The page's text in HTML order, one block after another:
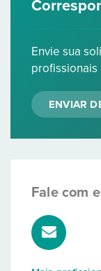
Envie sua
profissionais
ENVIAR
Fale com